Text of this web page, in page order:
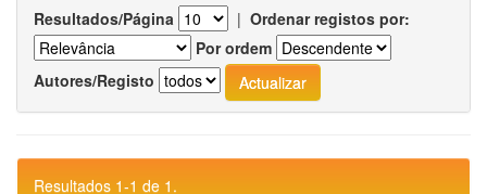
Resultados/Página | Ordenar registos por:
Por ordem
Autores/Registo
Resultados 1-1 de 1.